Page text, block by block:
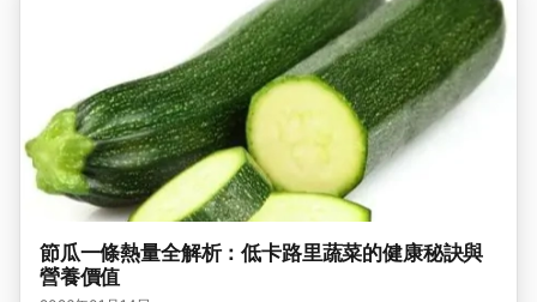
節瓜一條熱量全解析：低卡路里蔬菜的健康秘訣與
營養價值